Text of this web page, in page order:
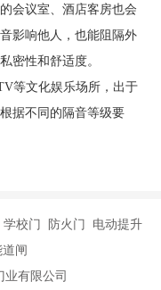
会议室、酒店客房也会
影响他人，也能阻隔外
密性和舒适度。
等文化娱乐场所，出于
据不同的隔音等级要
校门 防火门 电动提升
闸
业有限公司